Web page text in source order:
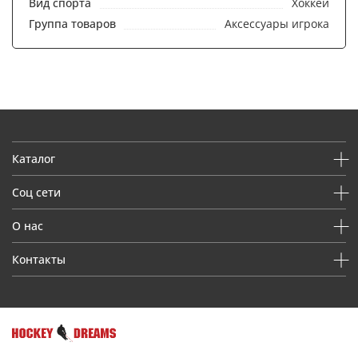
Группа товаров
Аксессуары игрока
Каталог
Соц сети
О нас
Контакты